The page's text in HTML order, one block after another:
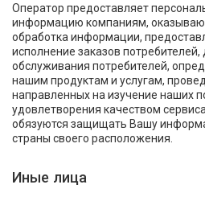
Оператор предоставляет
информацию компаниям,
обработка информации,
исполнение заказов
обслуживания потребителей,
нашим продуктам и услугам,
направленных на изучение наших
удовлетворения качеством
обязуются защищать Вашу
страны своего расположения.
Иные лица